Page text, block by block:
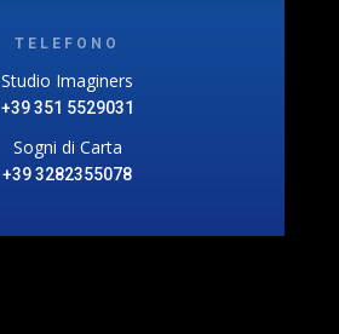
TELEFONO
Studio Imaginers
+39 351 5529031
Sogni di Carta
+39 3282355078